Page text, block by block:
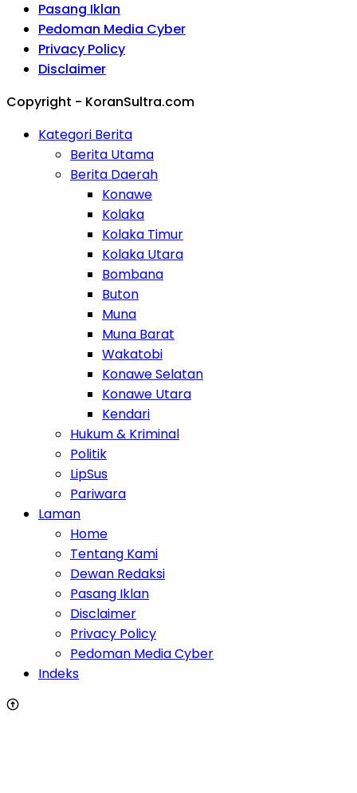
Pasang Iklan
Pedoman Media Cyber
Privacy Policy
Disclaimer
Copyright - KoranSultra.com
Kategori Berita
Berita Utama
Berita Daerah
Konawe
Kolaka
Kolaka Timur
Kolaka Utara
Bombana
Buton
Muna
Muna Barat
Wakatobi
Konawe Selatan
Konawe Utara
Kendari
Hukum & Kriminal
Politik
LipSus
Pariwara
Laman
Home
Tentang Kami
Dewan Redaksi
Pasang Iklan
Disclaimer
Privacy Policy
Pedoman Media Cyber
Indeks